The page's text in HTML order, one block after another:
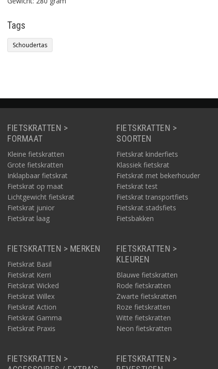
Tags
Schoudertas
FIETSKRATTEN >
FORMAAT
Kleine fietskratten
Grote fietskratten
Inklapbaar fietskrat
Fietskrat op maat
Lichtgewicht fietskrat
Fietskrat junior
Fietskrat laag
FIETSKRATTEN >
SOORTEN
Fietskrat kinderfiets
Klassiek fietskrat
Fietskrat met bekerhouder
Fietskrat test
Fietskrat transportfiets
Fietskrat stadsfiets
Fietsbakken
FIETSKRATTEN > MERKEN
Fietskrat Basil
Fietskrat Kerri
Fietskrat Wicked
Fietskrat Willex
Fietskrat Action
Fietskrat Gamma
Fietskrat Praxis
FIETSKRATTEN >
KLEUREN
Blauwe fietskratten
Rode fietskratten
Zwarte fietskratten
Roze fietskratten
Witte fietskratten
Neon fietskratten
FIETSKRATTEN >
FIETSKRATTEN >